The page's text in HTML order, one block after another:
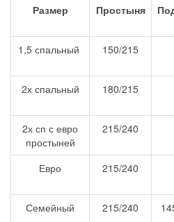
Размер Простыня
1,5 спальный
150/215
2х спальный
180/215
2х сп с евро
простыней
215/240
Евро
215/240
Семейный
215/240